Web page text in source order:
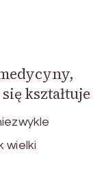
kształtuje
wielki